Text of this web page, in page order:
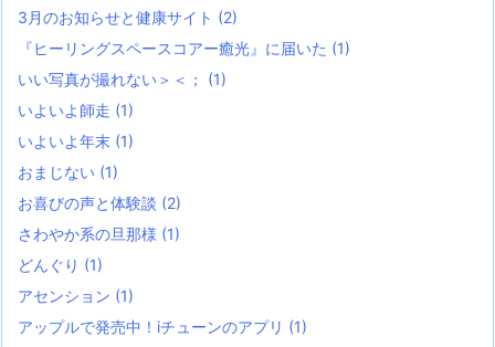
3月のお知らせと健康サイト (2)
『ヒーリングスペースコアー癒光』に届いた (1)
いい写真が撮れない＞＜； (1)
いよいよ師走 (1)
いよいよ年末 (1)
おまじない (1)
お喜びの声と体験談 (2)
さわやか系の旦那様 (1)
どんぐり (1)
アセンション (1)
アップルで発売中！iチューンのアプリ (1)